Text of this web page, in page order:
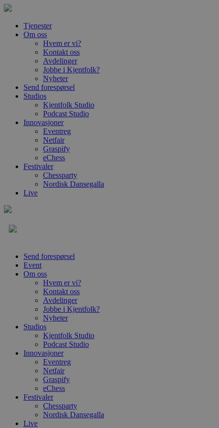
Tjenester
Om oss
Hvem er vi?
Kontakt oss
Avdelinger
Jobbe i Kjentfolk?
Nyheter
Send forespørsel
Studios
Kjentfolk Studio
Podcast Studio
Innovasjoner
Eventreg
Netfair
Graspify
eChess
Festivaler
Chessparty
Nordisk Dansegalla
Live
Send forespørsel
Event
Om oss
Hvem er vi?
Kontakt oss
Avdelinger
Jobbe i Kjentfolk?
Nyheter
Studios
Kjentfolk Studio
Podcast Studio
Innovasjoner
Eventreg
Netfair
Graspify
eChess
Festivaler
Chessparty
Nordisk Dansegalla
Live